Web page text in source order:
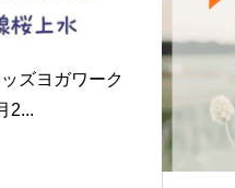
ズヨガワーク
2...